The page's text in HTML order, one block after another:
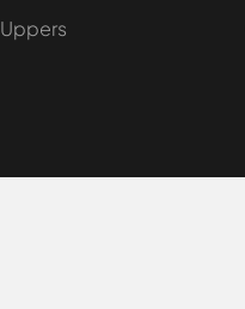
Uppers